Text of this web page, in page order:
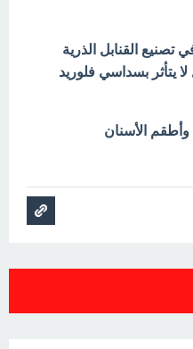
تصنيع القنابل الذرية
يتأثر بسداسي فلوريد
الأسنان